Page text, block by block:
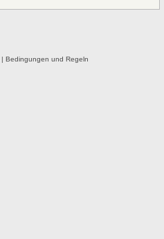
| Bedingungen und Regeln